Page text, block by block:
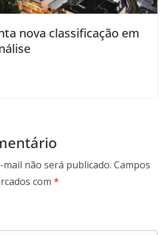
nova classificação em
mail não será publicado. Campos
com *